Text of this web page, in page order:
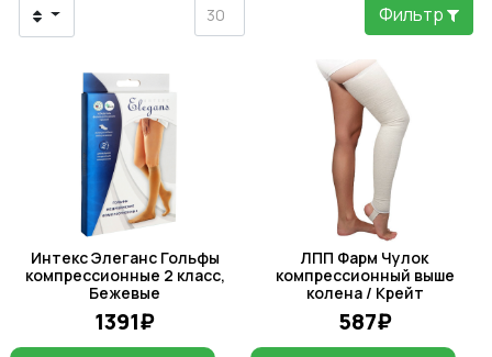
Фильтр
Интекс Элеганс Гольфы
компрессионные 2 класс,
Бежевые
1391₽
ЛПП Фарм Чулок
компрессионный выше
колена / Крейт
587₽